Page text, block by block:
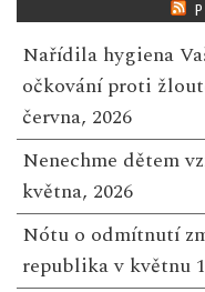
Nařídila hygiena
očkování proti
června, 2026
Nenechme dětem
května, 2026
Nótu o odmítnutí
republika v květnu